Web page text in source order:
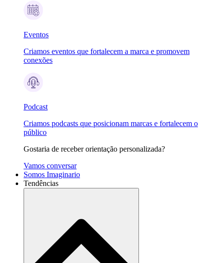
Eventos
Criamos eventos que fortalecem a marca e promovem
conexões
Podcast
Criamos podcasts que posicionam marcas e fortalecem o
público
Gostaria de receber orientação personalizada?
Vamos conversar
Somos Imaginario
Tendências